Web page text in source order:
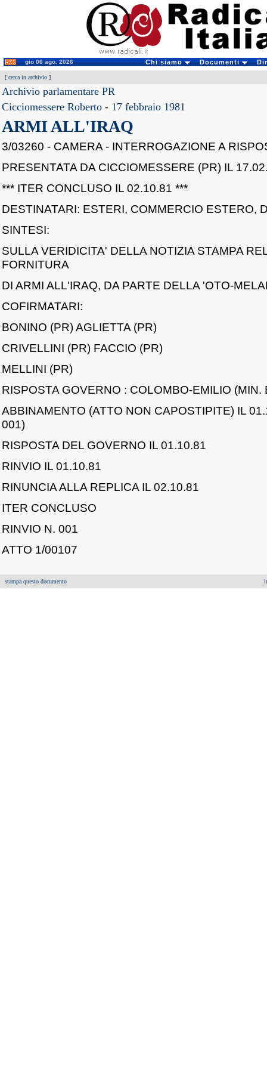
gio 06 ago. 2026 Chi siamo Documenti
[ cerca in archivio ]
Archivio parlamentare PR
Cicciomessere Roberto - 17 febbraio 1981
ARMI ALL'IRAQ
3/03260 - CAMERA - INTERROGAZIONE A
PRESENTATA DA CICCIOMESSERE (PR) IL
*** ITER CONCLUSO IL 02.10.81 ***
DESTINATARI: ESTERI, COMMERCIO ESTERO,
SINTESI:
SULLA VERIDICITA' DELLA NOTIZIA STAMPA
FORNITURA
DI ARMI ALL'IRAQ, DA PARTE DELLA 'OTO-
COFIRMATARI:
BONINO (PR) AGLIETTA (PR)
CRIVELLINI (PR) FACCIO (PR)
MELLINI (PR)
RISPOSTA GOVERNO : COLOMBO-EMILIO (MIN.
ABBINAMENTO (ATTO NON CAPOSTIPITE) IL
001)
RISPOSTA DEL GOVERNO IL 01.10.81
RINVIO IL 01.10.81
RINUNCIA ALLA REPLICA IL 02.10.81
ITER CONCLUSO
RINVIO N. 001
ATTO 1/00107
stampa questo documento